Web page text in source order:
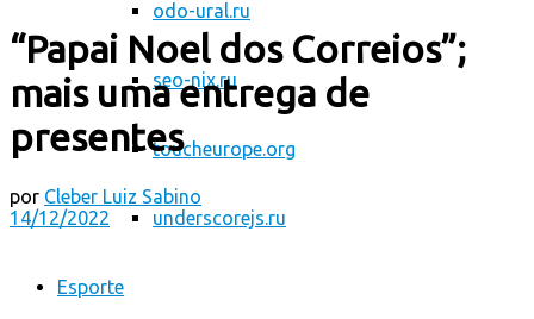
odo-ural.ru
seo-nix.ru
toucheurope.org
underscorejs.ru
Esporte
“Papai Noel dos Correios”;
mais uma entrega de
presentes
por Cleber Luiz Sabino
14/12/2022